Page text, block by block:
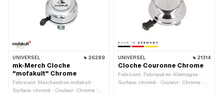
UNIVERSEL 26289
mk-Merch Cloche
"mofakult" Chrome
Fabricant: Marchandise mofakult ·
Surface: chromé · Couleur: Chrome ·
UNIVERSEL 21314
Cloche Couronne Chrome
Fabricant: Fabriqué en Allemagne ·
Surface: chromé · Couleur: Chrome ·